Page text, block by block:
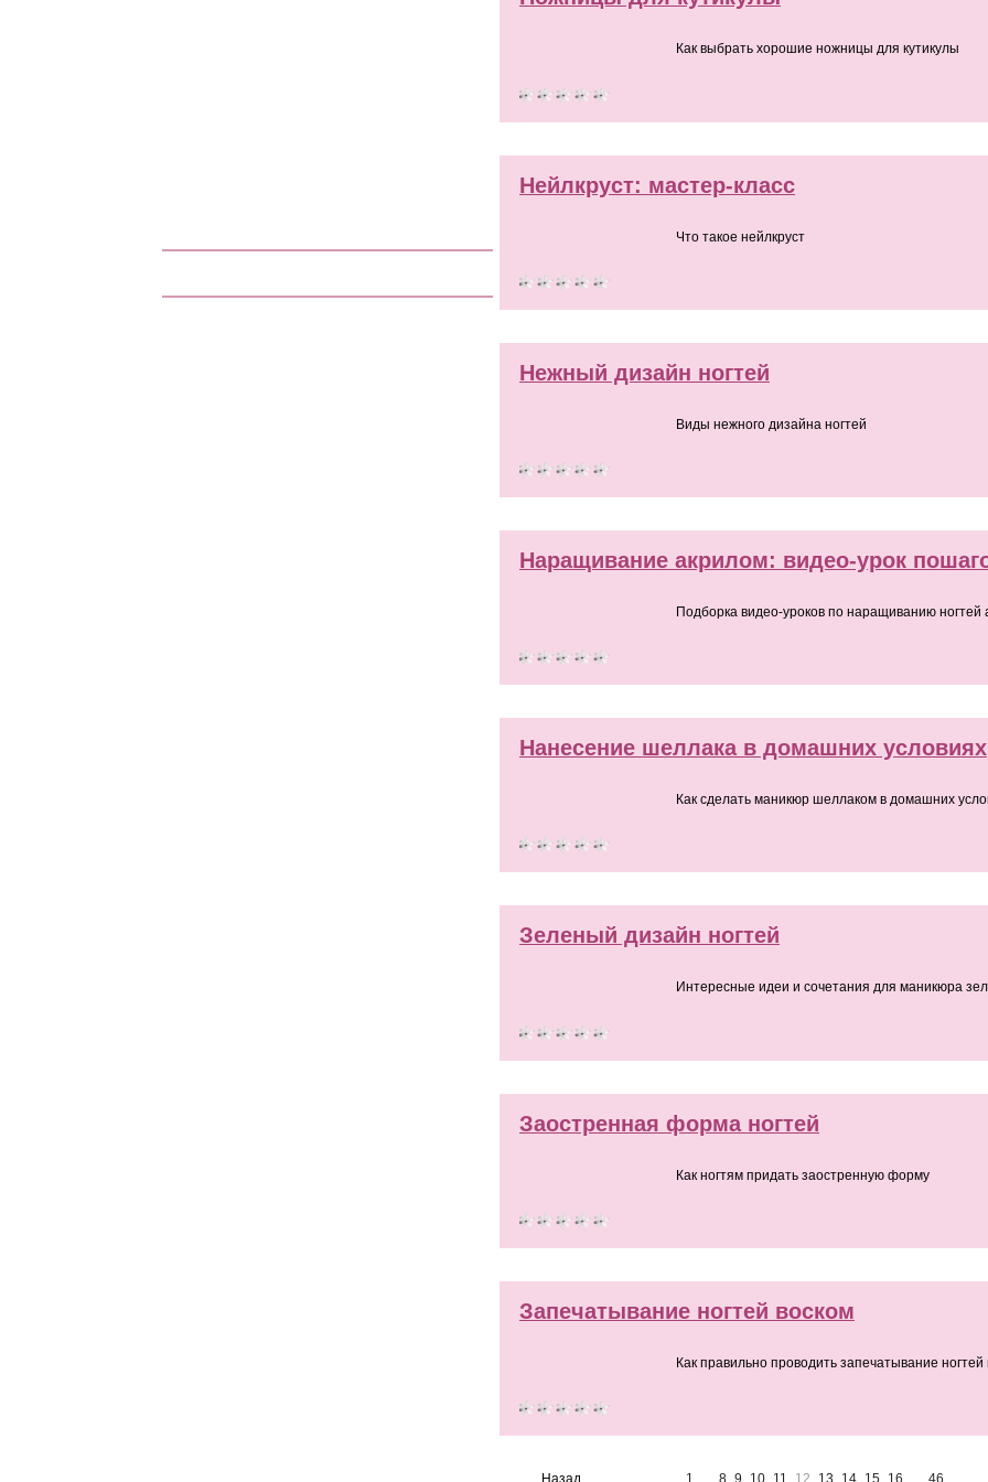
Как выбрать хорошие ножницы для кутикулы
Нейлкруст: мастер-класс
Что такое нейлкруст
Нежный дизайн ногтей
Виды нежного дизайна ногтей
Наращивание акрилом: видео-урок
Подборка видео-уроков по наращиванию ногтей
Нанесение шеллака в домашних условиях
Как сделать маникюр шеллаком в домашних
Зеленый дизайн ногтей
Интересные идеи и сочетания для маникюра
Заостренная форма ногтей
Как ногтям придать заостренную форму
Запечатывание ногтей воском
Как правильно проводить запечатывание ногтей
Назад 1 8 9 10 11 12 13 14 15 16 46